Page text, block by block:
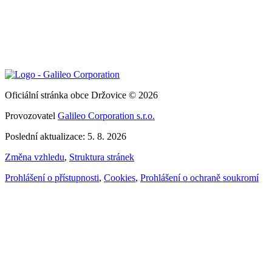
Oficiální stránka obce Držovice © 2026
Provozovatel Galileo Corporation s.r.o.
Poslední aktualizace: 5. 8. 2026
Změna vzhledu, Struktura stránek
Prohlášení o přístupnosti, Cookies, Prohlášení o ochraně soukromí